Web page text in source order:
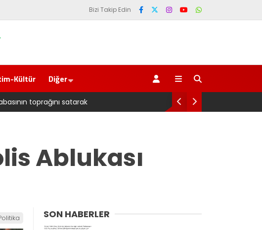
Bizi Takip Edin
Kültür Diğer
Pazarlı Kadın
Ablukası
SON HABERLER